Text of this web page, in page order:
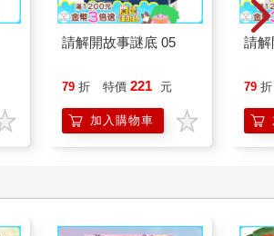
請解開故事謎底 05
79 折 特價 221 元
加入購物車
請解
79 折